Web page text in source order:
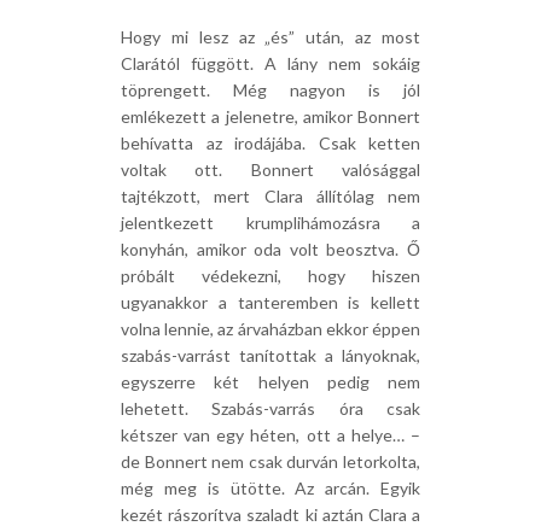
Hogy mi lesz az „és” után, az most
Clarától függött. A lány nem sokáig
töprengett. Még nagyon is jól
emlékezett a jelenetre, amikor Bonnert
behívatta az irodájába. Csak ketten
voltak ott. Bonnert valósággal
tajtékzott, mert Clara állítólag nem
jelentkezett krumplihámozásra a
konyhán, amikor oda volt beosztva. Ő
próbált védekezni, hogy hiszen
ugyanakkor a tanteremben is kellett
volna lennie, az árvaházban ekkor éppen
szabás-varrást tanítottak a lányoknak,
egyszerre két helyen pedig nem
lehetett. Szabás-varrás óra csak
kétszer van egy héten, ott a helye… –
de Bonnert nem csak durván letorkolta,
még meg is ütötte. Az arcán. Egyik
kezét rászorítva szaladt ki aztán Clara a